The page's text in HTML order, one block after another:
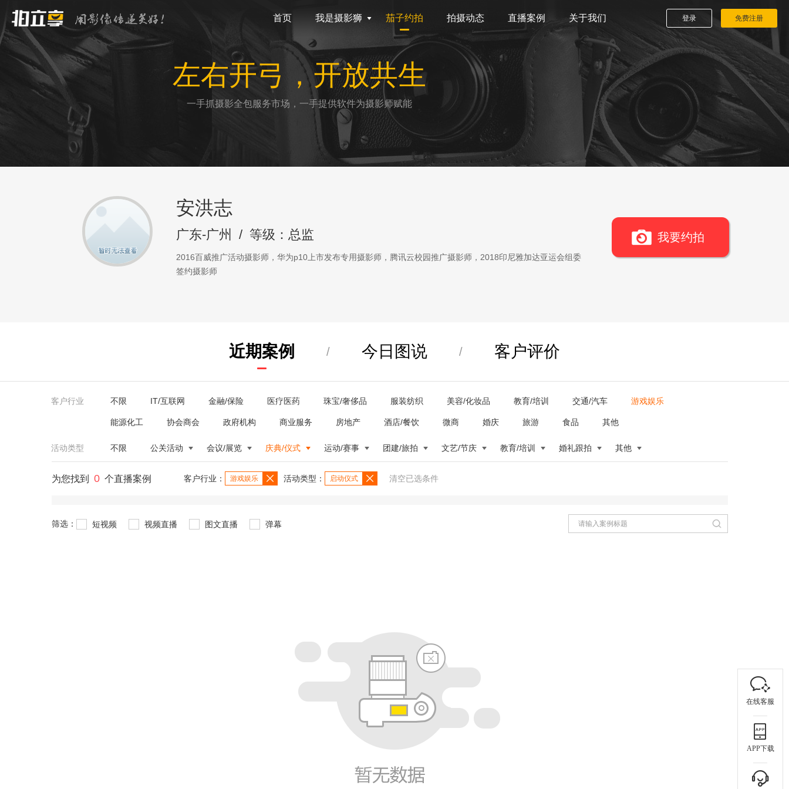
首页 我是摄影狮 茄子约拍 拍摄动态 直播案例 关于我们 登录 免费注册
左右开弓，开放共生
一手抓摄影全包服务市场，一手提供软件为摄影师赋能
安洪志
广东-广州 / 等级：总监
2016百威推广活动摄影师，华为p10上市发布专用摄影师，腾讯云校园推广摄影师，2018印尼雅加达亚运会组委
签约摄影师
我要约拍
近期案例 / 今日图说 / 客户评价
客户行业 不限 IT/互联网 金融/保险 医疗医药 珠宝/奢侈品 服装纺织 美容/化妆品 教育/培训 交通/汽车 游戏娱乐
能源化工 协会商会 政府机构 商业服务 房地产 酒店/餐饮 微商 婚庆 旅游 食品 其他
活动类型 不限 公关活动 会议/展览 庆典/仪式 运动/赛事 团建/旅拍 文艺/节庆 教育/培训 婚礼跟拍 其他
为您找到 0 个直播案例 客户行业： 游戏娱乐 活动类型： 启动仪式 清空已选条件
筛选： 短视频 视频直播 图文直播 弹幕
在线客服
APP下载